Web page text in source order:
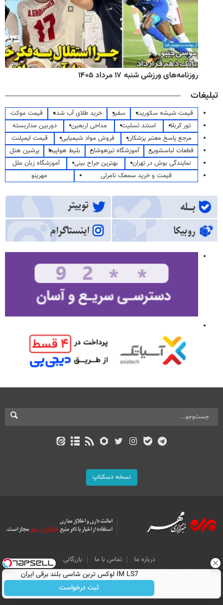
روزنامه‌های ورزشی شنبه ۱۷ مرداد ۱۴۰۵
تبلیغات
قیمت شیشه سکوریت سفیر خرید طلای آب شده
قیمت موکت
تور کربلا
استند تسلیت مداحی اربعین
دوربین مداربسته
مرجع پاسخ معتبر پزشکان
فروش مواد شیمیایی
قیمت ایمپلنت
قطعات لباسشویی
آموزشگاه تیزهوشان بلیط هواپیما
پرشین هتل
نمایندگی بوش در تهران
بهترین جراح بینی
آموزشگاه زبان ملل
قیمت و خرید سمعک نامرئی
مهرینو
نسخه دسکتاپ
درباره ما تماس با ما
بازرگانی
All Content by Mehr News Agency is licensed under a Creative Commons
Attribution 4.0 International License.
IM LS7 لوکس ترین شاسی بلند برقی ایران
ثبت درخواست